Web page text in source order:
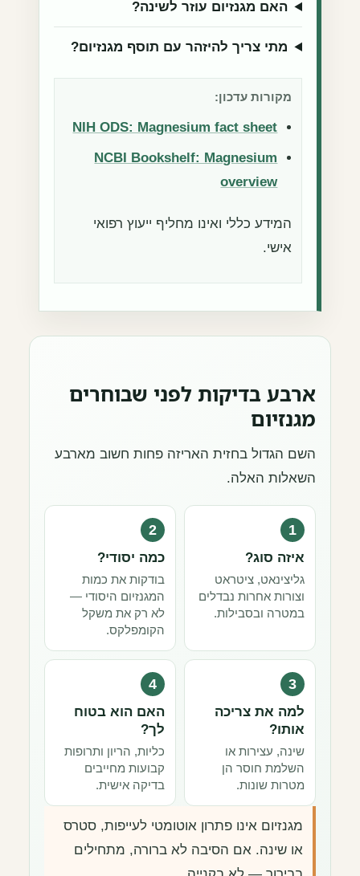
האם מגנזיום עוזר לשינה?
מתי צריך להיזהר עם תוסף מגנזיום?
מקורות עדכון:
NIH ODS: Magnesium fact sheet
NCBI Bookshelf: Magnesium
overview
המידע כללי ואינו מחליף ייעוץ רפואי
אישי.
ארבע בדיקות לפני שבוחרים
מגנזיום
השם הגדול בחזית האריזה פחות חשוב מארבע
השאלות האלה.
1
איזה סוג?
גליצינאט, ציטראט
וצורות אחרות נבדלים
במטרה ובסבילות.
2
כמה יסודי?
בודקות את כמות
המגנזיום היסודי —
לא רק את משקל
הקומפלקס.
3
למה את צריכה
אותו?
שינה, עצירות או
השלמת חוסר הן
מטרות שונות.
4
האם הוא בטוח
לך?
כליות, הריון ותרופות
קבועות מחייבים
בדיקה אישית.
מגנזיום אינו פתרון אוטומטי לעייפות, סטרס
או שינה. אם הסיבה לא ברורה, מתחילים